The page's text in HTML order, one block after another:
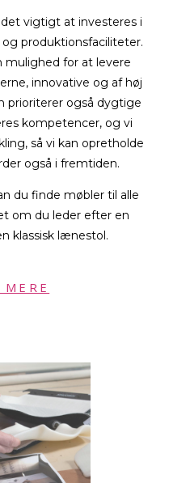
vigtigt at investeres i
produktionsfaciliteter.
for at levere
innovative og af høj
prioriterer også dygtige
kompetencer, og vi
så vi kan opretholde
også i fremtiden.
du finde møbler til alle
om du leder efter en
klassisk lænestol.